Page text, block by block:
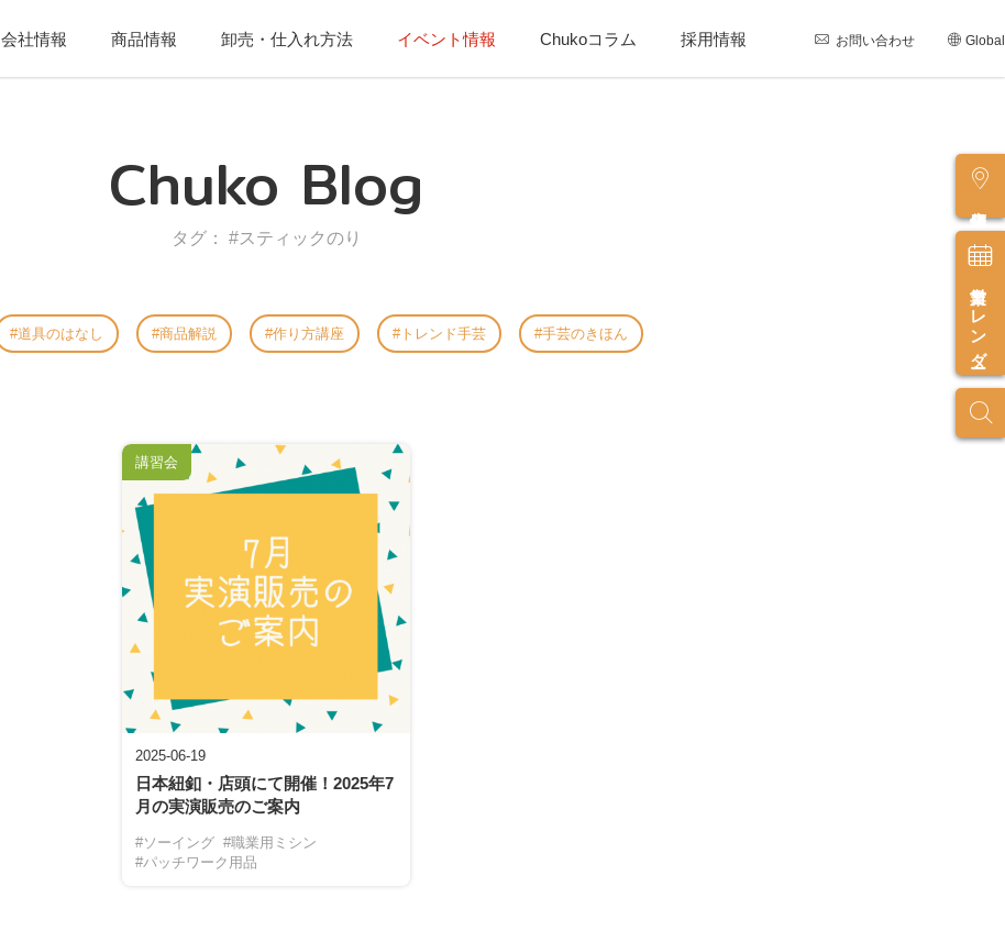
会社情報 商品情報 卸売・仕入れ方法 イベント情報 Chukoコラム 採用情報 お問い合わせ Global
営業カレンダー
Chuko Blog
タグ： #スティックのり
道具のはなし 商品解説 作り方講座 トレンド手芸 手芸のきほん
2025-06-19
日本紐釦・店頭にて開催！2025年7
月の実演販売のご案内
#ソーイング #職業用ミシン
#パッチワーク用品
講習会